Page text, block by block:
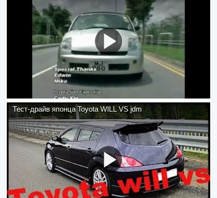
Тест-драйв японца Toyota WILL VS jdm